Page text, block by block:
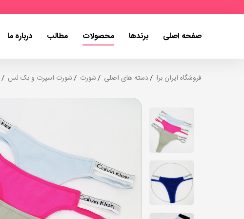
صفحه اصلی برندها محصولات مطالب درباره ما
فروشگاه ایران برا دسته های اصلی شورت شورت اسپرت و بک لس